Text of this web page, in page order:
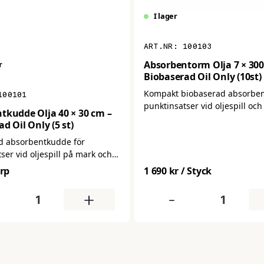
smörjmedel
Olja 40 × 30 cm –
Oil Only (5 st)
absorbentkudde för
vid oljespill på mark och
direkt över spillet eller
maskiner och fordon –
och effektivt. Tillverkad i
+
I lager
100103
Absorbentorm Olja 7 ×
Biobaserad Oil Only (10st)
Kompakt biobaserad
punktinsatser vid oljespill och
de sprids. Böjlig och
trånga utrymmen. Tillverkad i
och mikroplaster. 7 × 300 cm.
1 690 kr/ Styck
-